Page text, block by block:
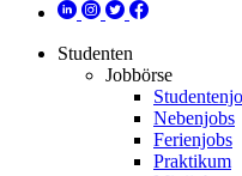
Studenten
Jobbörse
Nebenjobs
Ferienjobs
Praktikum